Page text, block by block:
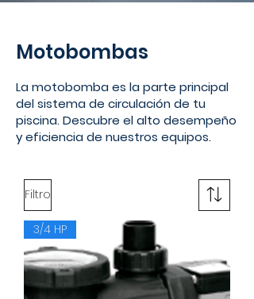
Motobombas
La motobomba es la parte principal
del sistema de circulación de tu
piscina. Descubre el alto desempeño
y eficiencia de nuestros equipos.
Filtro
3/4 HP